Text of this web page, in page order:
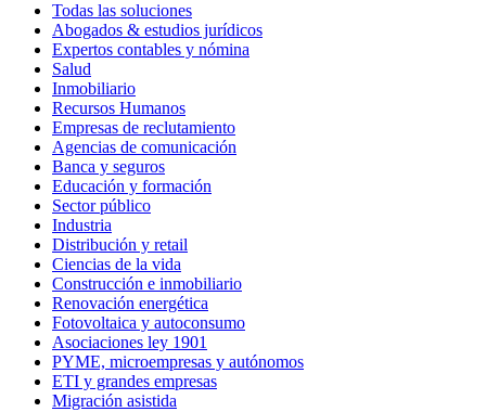
Todas las soluciones
Abogados & estudios jurídicos
Expertos contables y nómina
Salud
Inmobiliario
Recursos Humanos
Empresas de reclutamiento
Agencias de comunicación
Banca y seguros
Educación y formación
Sector público
Industria
Distribución y retail
Ciencias de la vida
Construcción e inmobiliario
Renovación energética
Fotovoltaica y autoconsumo
Asociaciones ley 1901
PYME, microempresas y autónomos
ETI y grandes empresas
Migración asistida